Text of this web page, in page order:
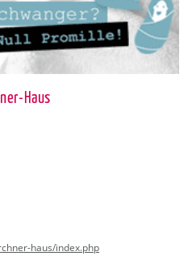
Haus
haus/index.​php